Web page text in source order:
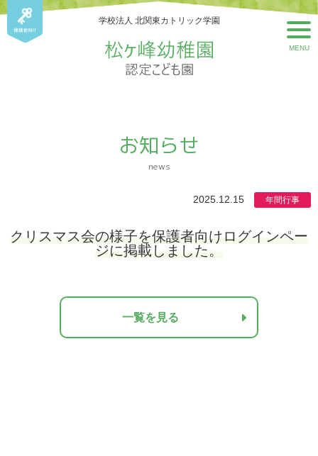
学校法人 北関東カトリック学園
MENU
お知らせ
news
2025.12.15 年間行事
クリスマス会の様子を保護者向けログインペー
ジに掲載しました。
一覧を見る